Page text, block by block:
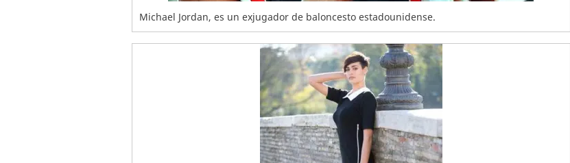
Michael Jordan, es un exjugador de baloncesto estadounidense.